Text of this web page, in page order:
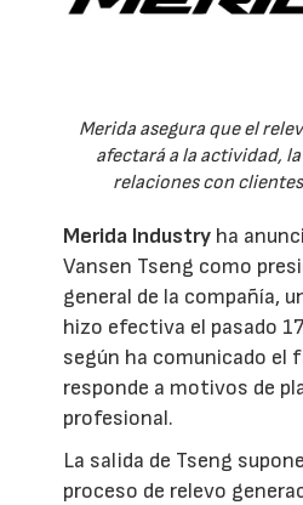
Merida asegura que el
afectará a la actividad,
relaciones con
Merida Industry ha
Vansen Tseng como
general de la compañía,
hizo efectiva el pasado
según ha comunicado el
responde a motivos de
profesional.
La salida de Tseng
proceso de relevo